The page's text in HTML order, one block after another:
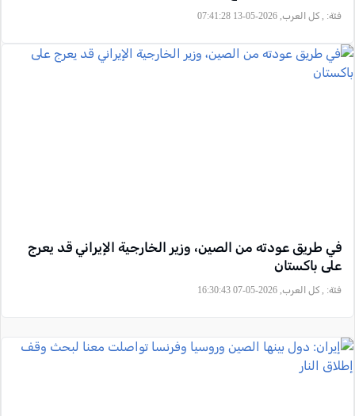
فئة: , كل العرب, 2026-05-13 07:41:28
في طريق عودته من الصين، وزير الخارجية الإيراني قد يعرج
على باكستان
فئة: , كل العرب, 2026-05-07 16:30:43